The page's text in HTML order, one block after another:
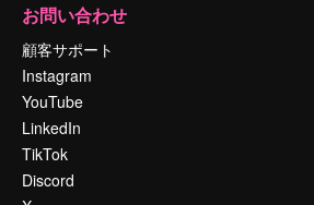
お問い合わせ
顧客サポート
Instagram
YouTube
LinkedIn
TikTok
Discord